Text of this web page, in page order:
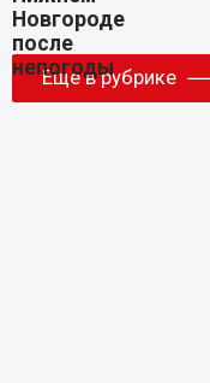
Еще в рубрике